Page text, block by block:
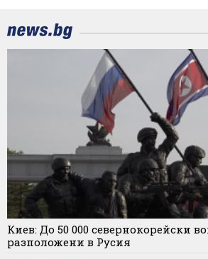
Киев: До 50 000 севернокорейски
разположени в Русия